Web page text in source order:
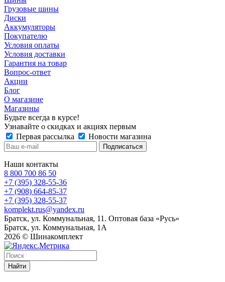
Грузовые шины
Диски
Аккумуляторы
Покупателю
Условия оплаты
Условия доставки
Гарантия на товар
Вопрос-ответ
Акции
Блог
О магазине
Магазины
Будьте всегда в курсе!
Узнавайте о скидках и акциях первым
Первая рассылка
Новости магазина
Наши контакты
8 800 700 86 50
+7 (395) 328-55-36
+7 (908) 664-85-37
+7 (395) 328-55-37
komplekt.rus@yandex.ru
Братск, ул. Коммунальная, 11. Оптовая база «Русь»
Братск, ул. Коммунальная, 1А
2026 © Шинакомплект
Найти